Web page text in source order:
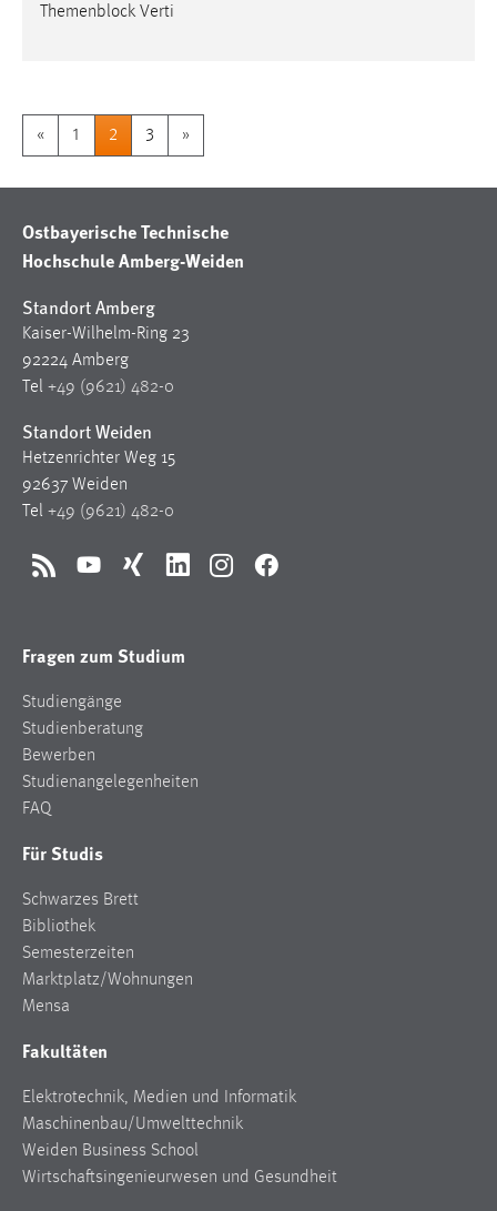
Themenblock Verti
« 1 2 3 »
Ostbayerische Technische
Hochschule Amberg-Weiden
Standort Amberg
Kaiser-Wilhelm-Ring 23
92224 Amberg
Tel +49 (9621) 482-0
Standort Weiden
Hetzenrichter Weg 15
92637 Weiden
Tel +49 (9621) 482-0
RSS YouTubeXing LinkedInInstagramFacebook
Fragen zum Studium
Studiengänge
Studienberatung
Bewerben
Studienangelegenheiten
FAQ
Für Studis
Schwarzes Brett
Bibliothek
Semesterzeiten
Marktplatz/Wohnungen
Mensa
Fakultäten
Elektrotechnik, Medien und Informatik
Maschinenbau/Umwelttechnik
Weiden Business School
Wirtschaftsingenieurwesen und Gesundheit